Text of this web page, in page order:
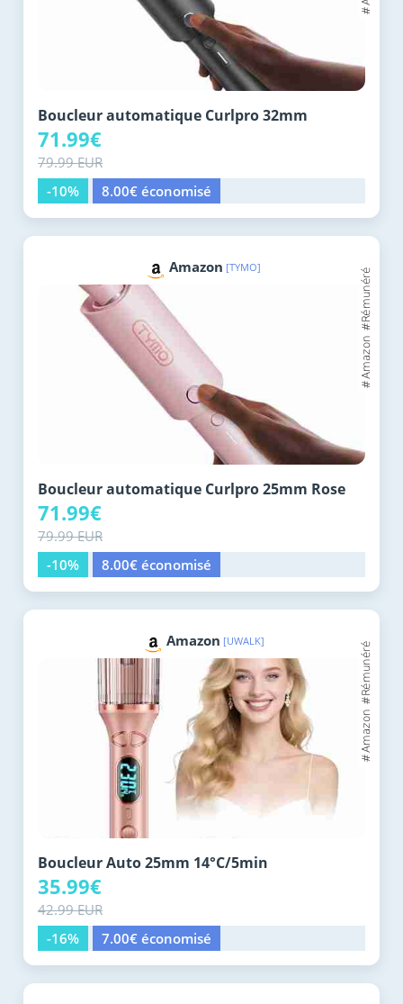
Boucleur automatique Curlpro 32mm
71.99€
79.99 EUR
-10%
8.00€ économisé
Amazon [TYMO]
Boucleur automatique Curlpro 25mm Rose
71.99€
79.99 EUR
-10%
8.00€ économisé
Amazon [UWALK]
Boucleur Auto 25mm 14°C/5min
35.99€
42.99 EUR
-16%
7.00€ économisé